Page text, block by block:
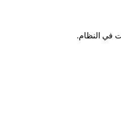
في النظام.